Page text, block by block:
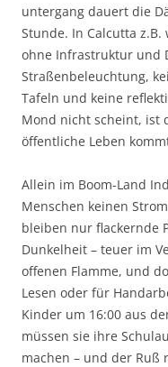
unter­gang dauert die
Stunde. In Calcutta
ohne Infra­struktur und
Straßen­beleuchtung,
Tafeln und keine
Mond nicht scheint, ist
öffentliche Leben
Allein im Boom-Land
Menschen keinen
bleiben nur flackernde
Dunkelheit – teuer im
offenen Flamme, und
Lesen oder für
Kinder um 16:00 aus
müssen sie ihre
machen – und der Ruß